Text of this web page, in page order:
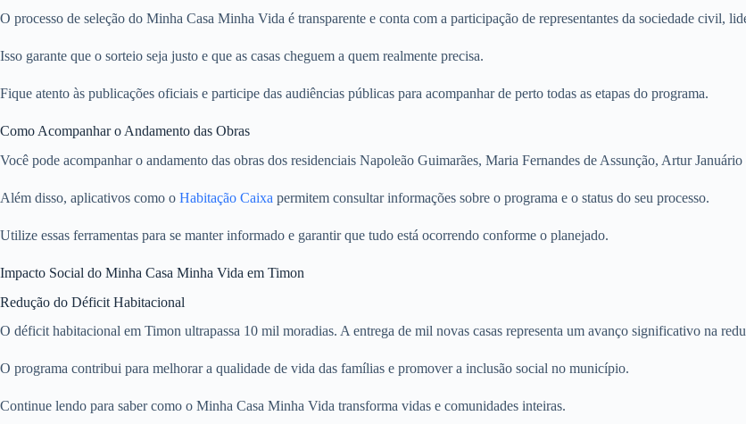
O processo de seleção do Minha Casa Minha Vida é transparente e conta com a participação de representantes da sociedade civil,
Isso garante que o sorteio seja justo e que as casas cheguem a quem realmente precisa.
Fique atento às publicações oficiais e participe das audiências públicas para acompanhar de perto todas as etapas do programa.
Como Acompanhar o Andamento das Obras
Você pode acompanhar o andamento das obras dos residenciais Napoleão Guimarães, Maria Fernandes de Assunção, Artur
Além disso, aplicativos como o Habitação Caixa permitem consultar informações sobre o programa e o status do seu processo.
Utilize essas ferramentas para se manter informado e garantir que tudo está ocorrendo conforme o planejado.
Impacto Social do Minha Casa Minha Vida em Timon
Redução do Déficit Habitacional
O déficit habitacional em Timon ultrapassa 10 mil moradias. A entrega de mil novas casas representa um avanço significativo na
O programa contribui para melhorar a qualidade de vida das famílias e promover a inclusão social no município.
Continue lendo para saber como o Minha Casa Minha Vida transforma vidas e comunidades inteiras.